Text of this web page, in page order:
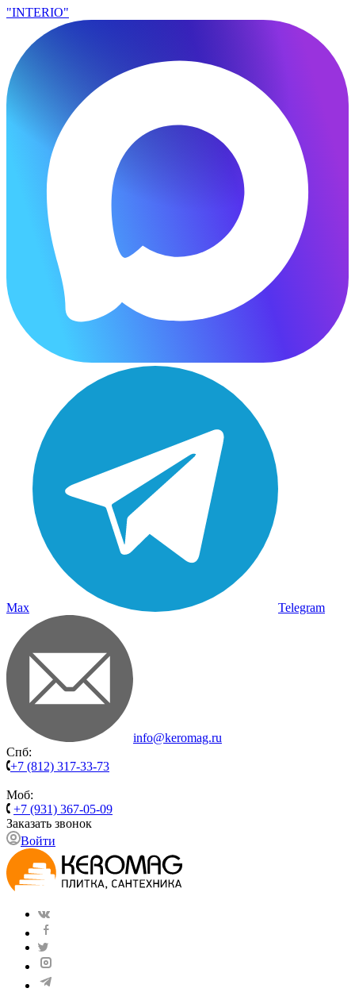
"INTERIO"
Max Telegram
info@keromag.ru
Спб:
+7 (812) 317-33-73
Моб:
+7 (931) 367-05-09
Заказать звонок
Войти